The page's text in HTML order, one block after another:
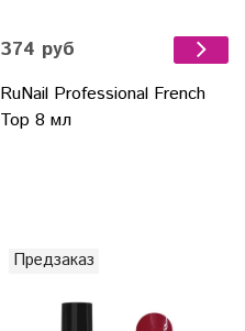
374 руб
RuNail Professional French
Top 8 мл
Предзаказ